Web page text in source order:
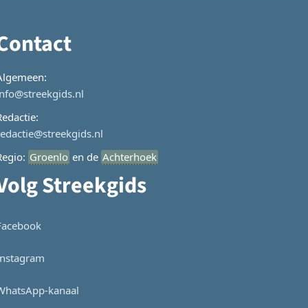
Groenlo en de Achterhoek
Streekgids
kanaal